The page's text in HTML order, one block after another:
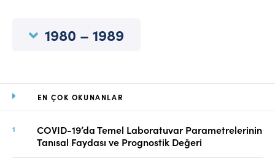
EN ÇOK OKUNANLAR
COVID-19’da Temel Laboratuvar Parametrelerinin
Tanısal Faydası ve Prognostik Değeri
1980 – 1989